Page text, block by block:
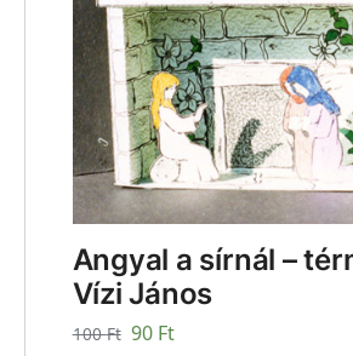
Angyal a sírnál –
Vízi János
100Ft 90 Ft